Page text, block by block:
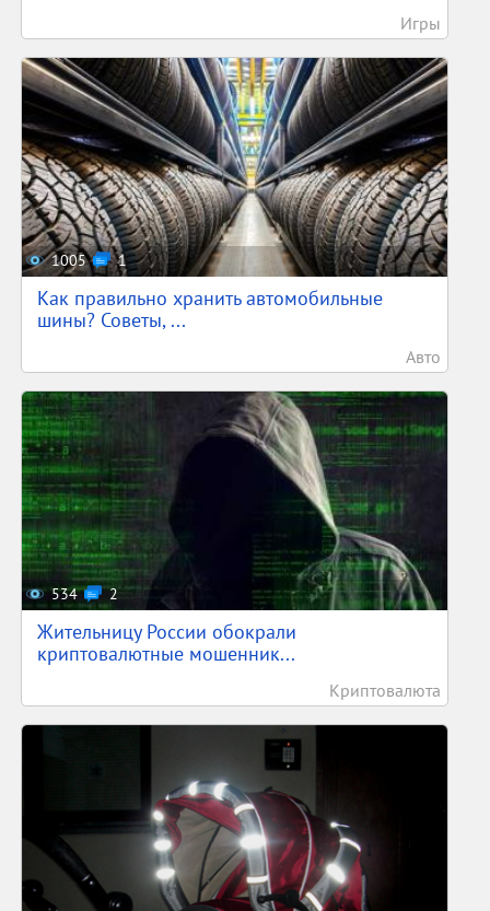
Игры
1005 1
Как правильно хранить автомобильные
шины? Советы, ...
Авто
534 2
Жительницу России обокрали
криптовалютные мошенник...
Криптовалюта